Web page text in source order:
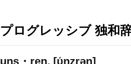
プログレッシブ 独和
uns・ren, [ύnzrən]